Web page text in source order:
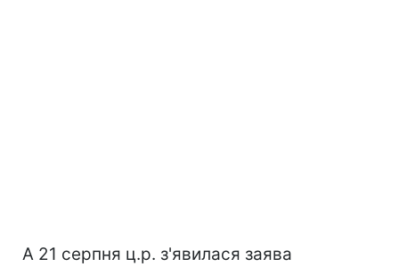
А 21 серпня ц.р. з'явилася заява